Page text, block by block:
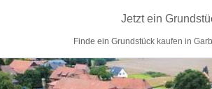
Jetzt ein
Finde ein Grundstück kaufen in